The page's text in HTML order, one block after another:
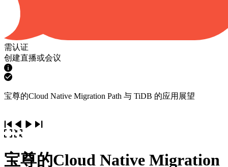
需认证
创建直播或会议
宝尊的Cloud Native Migration Path 与 TiDB 的应用展望
宝尊的Cloud Native Migration